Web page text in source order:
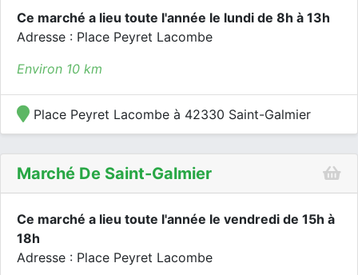
Ce marché a lieu toute l'année le lundi de 8h à 13h
Adresse : Place Peyret Lacombe
Environ 10 km
Place Peyret Lacombe à 42330 Saint-Galmier
Marché De Saint-Galmier
Ce marché a lieu toute l'année le vendredi de 15h à
18h
Adresse : Place Peyret Lacombe